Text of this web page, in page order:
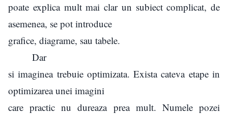
poate explica mult mai clar un subiect complicat, de
asemenea, se pot introduce
grafice, diagrame, sau tabele.
Dar
si imaginea trebuie optimizata. Exista cateva etape in
optimizarea unei imagini
care practic nu dureaza prea mult. Numele pozei